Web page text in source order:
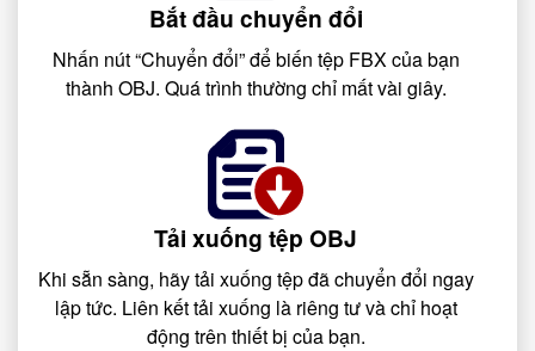
Bắt đầu chuyển đổi
Nhấn nút “Chuyển đổi” để biến tệp FBX của bạn
thành OBJ. Quá trình thường chỉ mất vài giây.
Tải xuống tệp OBJ
Khi sẵn sàng, hãy tải xuống tệp đã chuyển đổi ngay
lập tức. Liên kết tải xuống là riêng tư và chỉ hoạt
động trên thiết bị của bạn.